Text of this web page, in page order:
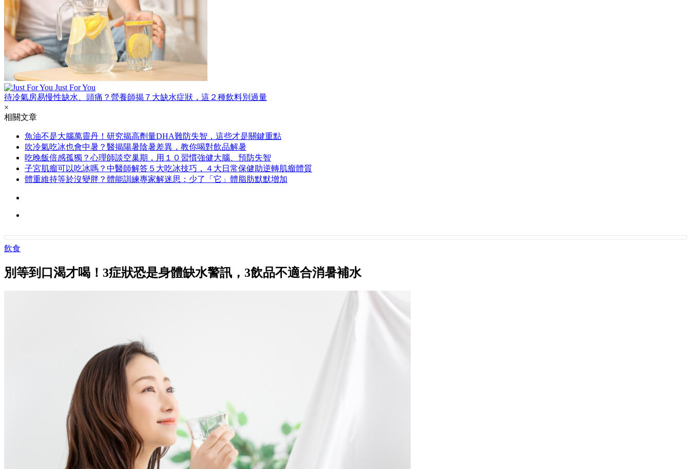
Just For You
待冷氣房易慢性缺水、頭痛？營養師揭７大缺水症狀，這２種飲料別過量
×
相關文章
魚油不是大腦萬靈丹！研究揭高劑量DHA難防失智，這些才是關鍵重點
吹冷氣吃冰也會中暑？醫揭陽暑陰暑差異，教你喝對飲品解暑
吃晚飯倍感孤獨？心理師談空巢期，用１０習慣強健大腦、預防失智
子宮肌瘤可以吃冰嗎？中醫師解答５大吃冰技巧，４大日常保健助逆轉肌瘤體質
體重維持等於沒變胖？體能訓練專家解迷思：少了「它」體脂肪默默增加
飲食
別等到口渴才喝！3症狀恐是身體缺水警訊，3飲品不適合消暑補水